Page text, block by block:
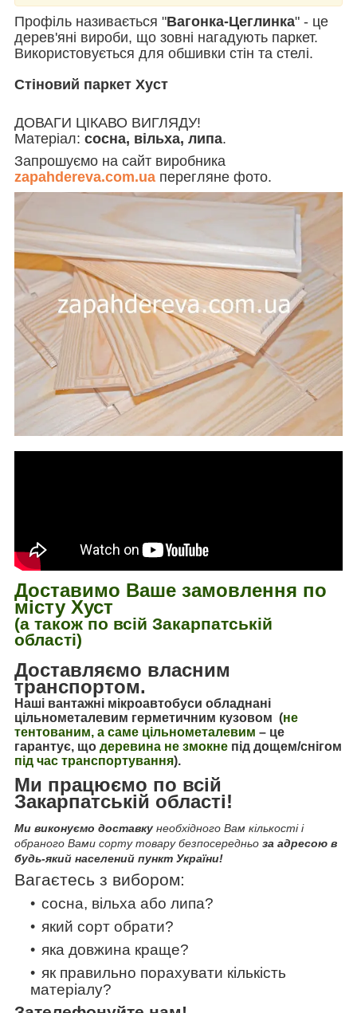
Профіль називається "Вагонка-Цеглинка" - це
дерев'яні вироби, що зовні нагадують паркет.
Використовується для обшивки стін та стелі.
Стіновий паркет Хуст
ДОВАГИ ЦІКАВО ВИГЛЯДУ!
Матеріал: сосна, вільха, липа.
Запрошуємо на сайт виробника
zapahdereva.com.ua перегляне фото.
Доставимо Ваше замовлення по
місту Хуст
(а також по всій Закарпатській
області)
Доставляємо власним
транспортом.
Наші вантажні мікроавтобуси обладнані
цільнометалевим герметичним кузовом (не
тентованим, а саме цільнометалевим – це
гарантує, що деревина не змокне під дощем/снігом
під час транспортування).
Ми працюємо по всій
Закарпатській області!
Ми виконуємо доставку необхідного Вам кількості і
обраного Вами сорту товару безпосередньо за адресою в
будь-який населений пункт України!
Вагаєтесь з вибором:
сосна, вільха або липа?
який сорт обрати?
яка довжина краще?
як правильно порахувати кількість
матеріалу?